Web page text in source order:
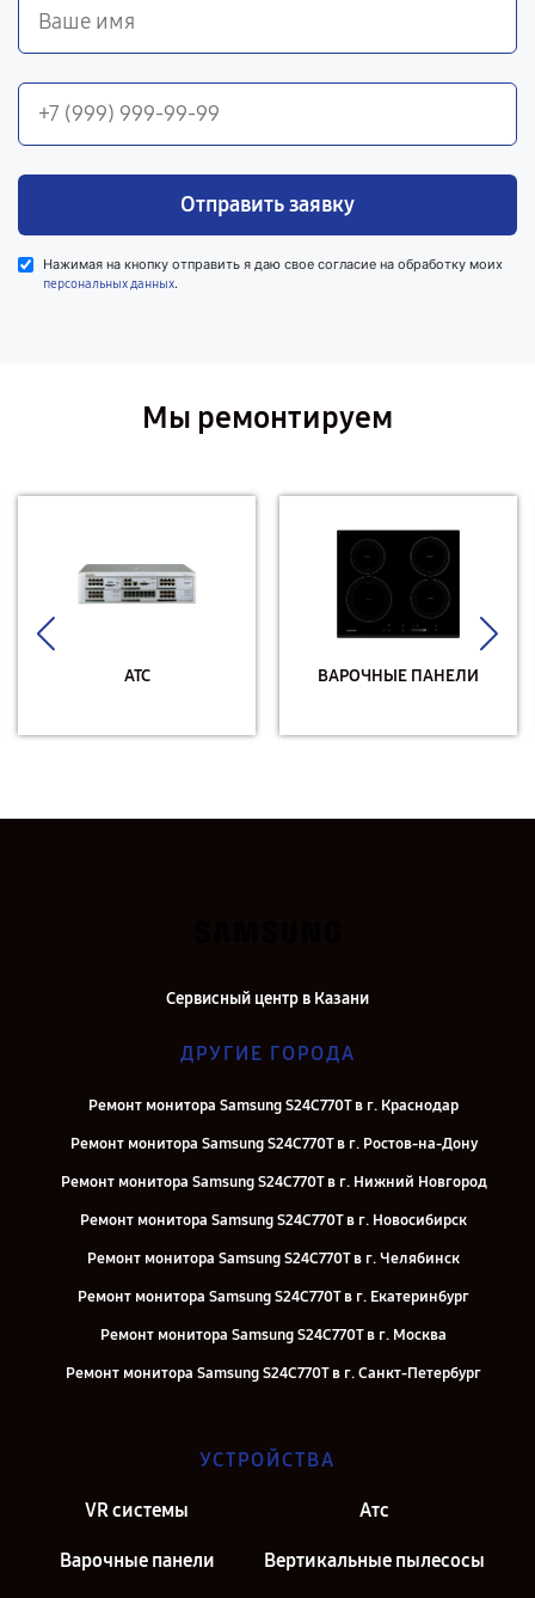
Отправить заявку
Нажимая на кнопку отправить я даю свое согласие на обработку моих
персональных данных.
Мы ремонтируем
АТС ВАРОЧНЫЕ ПАНЕЛИ
Сервисный центр в Казани
ДРУГИЕ ГОРОДА
Ремонт монитора Samsung S24C770T в г. Краснодар
Ремонт монитора Samsung S24C770T в г. Ростов-на-Дону
Ремонт монитора Samsung S24C770T в г. Нижний Новгород
Ремонт монитора Samsung S24C770T в г. Новосибирск
Ремонт монитора Samsung S24C770T в г. Челябинск
Ремонт монитора Samsung S24C770T в г. Екатеринбург
Ремонт монитора Samsung S24C770T в г. Москва
Ремонт монитора Samsung S24C770T в г. Санкт-Петербург
УСТРОЙСТВА
VR системы Атс
Варочные панели Вертикальные пылесосы